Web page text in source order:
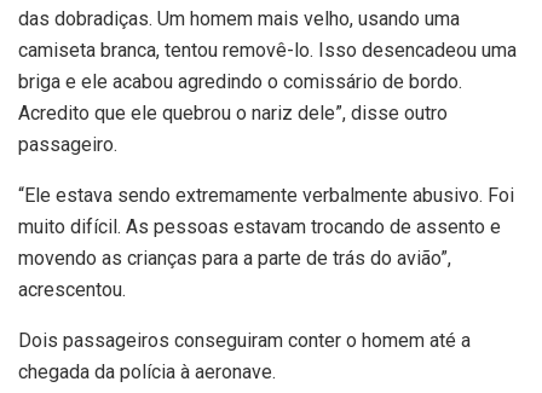
das dobradiças. Um homem mais velho, usando uma
camiseta branca, tentou removê-lo. Isso desencadeou uma
briga e ele acabou agredindo o comissário de bordo.
Acredito que ele quebrou o nariz dele”, disse outro
passageiro.
“Ele estava sendo extremamente verbalmente abusivo. Foi
muito difícil. As pessoas estavam trocando de assento e
movendo as crianças para a parte de trás do avião”,
acrescentou.
Dois passageiros conseguiram conter o homem até a
chegada da polícia à aeronave.